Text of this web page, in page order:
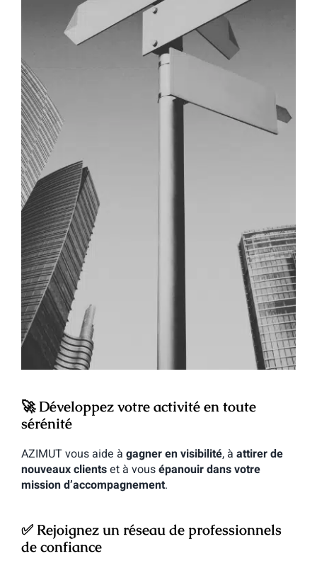
🚀Développez votre activité en toute
sérénité
AZIMUT vous aide à gagner en visibilité, à attirer de
nouveaux clientset à vousépanouir dans votre
mission d’accompagnement.
✅ Rejoignez un réseau de professionnels
de confiance